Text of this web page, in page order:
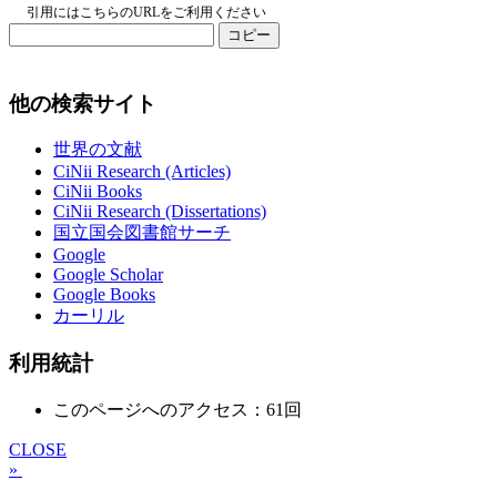
引用にはこちらのURLをご利用ください
コピー
他の検索サイト
世界の文献
CiNii Research (Articles)
CiNii Books
CiNii Research (Dissertations)
国立国会図書館サーチ
Google
Google Scholar
Google Books
カーリル
利用統計
このページへのアクセス：61回
CLOSE
»